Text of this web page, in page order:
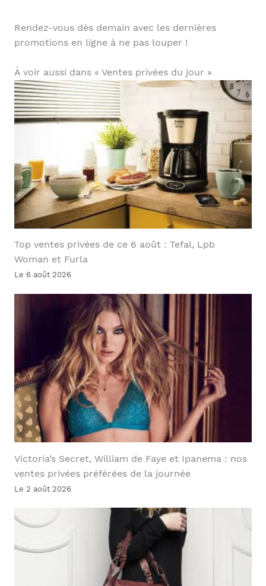
Rendez-vous dès demain avec les dernières
promotions en ligne à ne pas louper !
À voir aussi dans « Ventes privées du jour »
Top ventes privées de ce 6 août : Tefal, Lpb
Woman et Furla
Le 6 août 2026
Victoria’s Secret, William de Faye et Ipanema : nos
ventes privées préférées de la journée
Le 2 août 2026